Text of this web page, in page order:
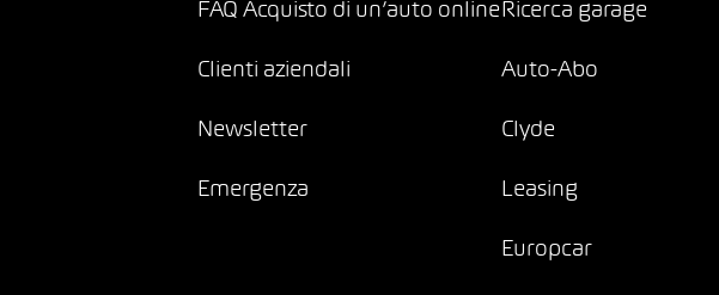
FAQ Acquisto di un’auto online
Clienti aziendali
Newsletter
Emergenza
Ricerca garage
Auto-Abo
Clyde
Leasing
Europcar